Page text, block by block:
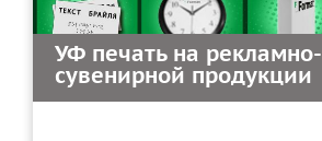
УФ печать на рекламно-
сувенирной продукции